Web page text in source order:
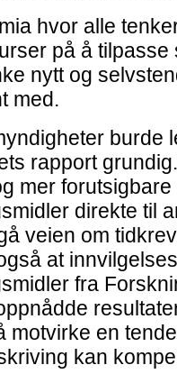
hvor alle
på å
nytt og
med.
burde
rapport
mer
direkte til
veien om
at
fra
motvirke en
kan